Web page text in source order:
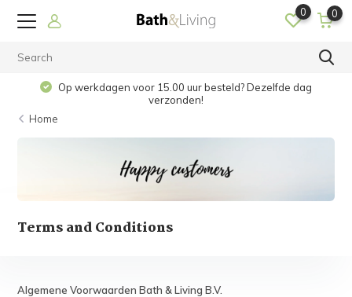
0 0
Op werkdagen voor 15.00 uur besteld? Dezelfde dag
verzonden!
Home
Terms and Conditions
Algemene Voorwaarden Bath & Living B.V.